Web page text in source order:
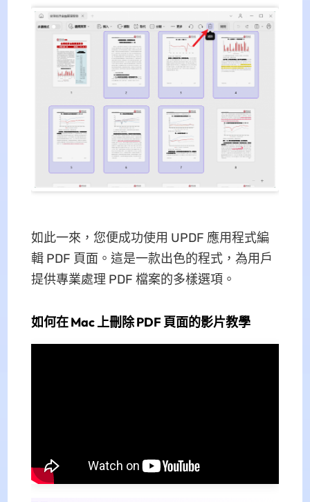
如此一來，您便成功使用 UPDF 應用程式編
輯 PDF 頁面。這是一款出色的程式，為用戶
提供專業處理 PDF 檔案的多樣選項。
如何在 Mac 上刪除 PDF 頁面的影片教學